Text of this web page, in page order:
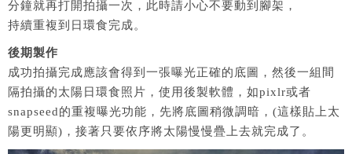
分鐘就再打開拍攝一次，此時請小心不要動到腳架，
持續重複到日環食完成。
後期製作
成功拍攝完成應該會得到一張曝光正確的底圖，然後一組間
隔拍攝的太陽日環食照片，使用後製軟體，如pixlr或者
snapseed的重複曝光功能，先將底圖稍微調暗，(這樣貼上太
陽更明顯)，接著只要依序將太陽慢慢疊上去就完成了。